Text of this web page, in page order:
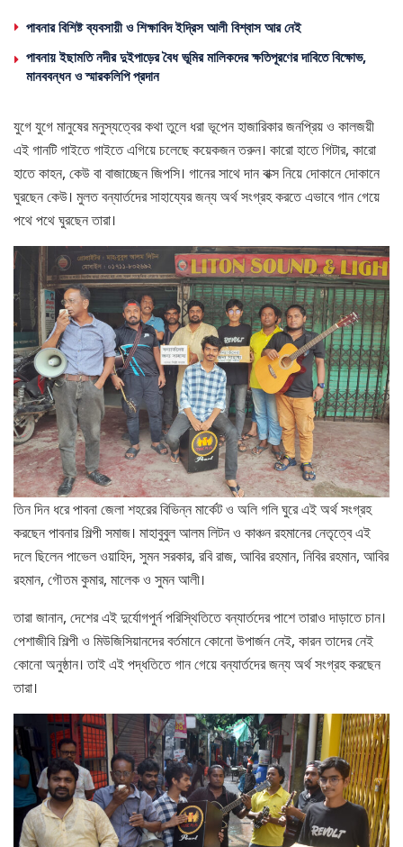
পাবনার বিশিষ্ট ব্যবসায়ী ও শিক্ষাবিদ ইদ্রিস আলী বিশ্বাস আর নেই
পাবনায় ইছামতি নদীর দুইপাড়ের বৈধ ভূমির মালিকদের ক্ষতিপূরণের দাবিতে বিক্ষোভ,
মানববন্ধন ও স্মারকলিপি প্রদান
যুগে যুগে মানুষের মনুস্যত্বের কথা তুলে ধরা ভূপেন হাজারিকার জনপ্রিয় ও কালজয়ী
এই গানটি গাইতে গাইতে এগিয়ে চলেছে কয়েকজন তরুন। কারো হাতে গিটার, কারো
হাতে কাহন, কেউ বা বাজাচ্ছেন জিপসি। গানের সাথে দান বাক্স নিয়ে দোকানে দোকানে
ঘুরছেন কেউ। মুলত বন্যার্তদের সাহায্যের জন্য অর্থ সংগ্রহ করতে এভাবে গান গেয়ে
পথে পথে ঘুরছেন তারা।
তিন দিন ধরে পাবনা জেলা শহরের বিভিন্ন মার্কেট ও অলি গলি ঘুরে এই অর্থ সংগ্রহ
করছেন পাবনার শিল্পী সমাজ। মাহাবুবুল আলম লিটন ও কাঞ্চন রহমানের নেতৃত্বে এই
দলে ছিলেন পাভেল ওয়াহিদ, সুমন সরকার, রবি রাজ, আবির রহমান, নিবির রহমান, আবির
রহমান, গৌতম কুমার, মালেক ও সুমন আলী।
তারা জানান, দেশের এই দুর্যোগপুর্ন পরিস্থিতিতে বন্যার্তদের পাশে তারাও দাড়াতে চান।
পেশাজীবি শিল্পী ও মিউজিসিয়ানদের বর্তমানে কোনো উপার্জন নেই, কারন তাদের নেই
কোনো অনুষ্ঠান। তাই এই পদ্ধতিতে গান গেয়ে বন্যার্তদের জন্য অর্থ সংগ্রহ করছেন
তারা।